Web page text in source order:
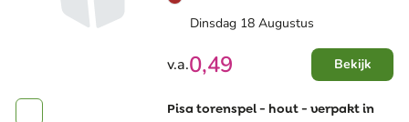
Dinsdag 18 Augustus
v.a.0,49 Bekijk
Pisa torenspel - hout - verpakt in